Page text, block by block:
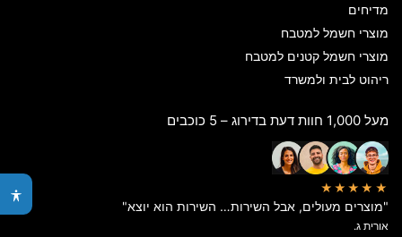
מדיחים
מוצרי חשמל למטבח
מוצרי חשמל קטנים למטבח
ריהוט לבית ולמשרד
מעל 1,000 חוות דעת בדירוג – 5 כוכבים
★★★★★
"מוצרים מעולים, אבל השירות… השירות הוא יוצא"
אורית ג.